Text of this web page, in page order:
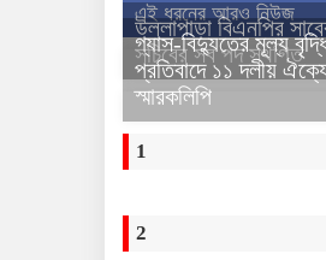
এই ধরনের আরও নিউজ
উল্লাপাড়া বিএনপির
সচিবের সব পদ স্থগিত
গ্যাস-বিদ্যুতের মূল্য
প্রতিবাদে ১১ দলীয়
স্মারকলিপি
1
2